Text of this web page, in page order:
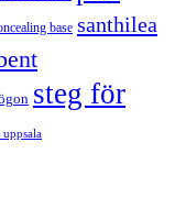
base santhilea
steg för